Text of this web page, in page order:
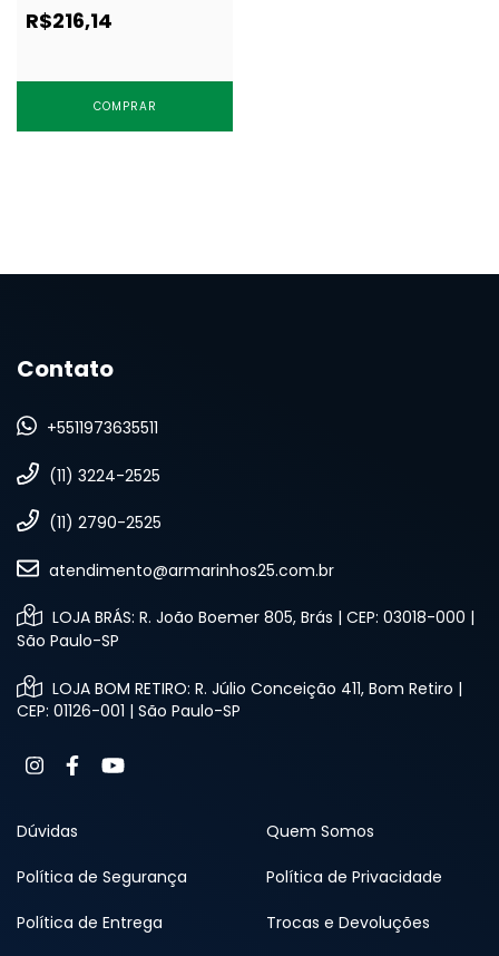
R$216,14
COMPRAR
Contato
+5511973635511
(11) 3224-2525
(11) 2790-2525
atendimento@armarinhos25.com.br
LOJA BRÁS: R. João Boemer 805, Brás | CEP: 03018-000 |
São Paulo-SP
LOJA BOM RETIRO: R. Júlio Conceição 411, Bom Retiro |
CEP: 01126-001 | São Paulo-SP
Dúvidas Quem Somos
Política de Segurança Política de Privacidade
Política de Entrega Trocas e Devoluções